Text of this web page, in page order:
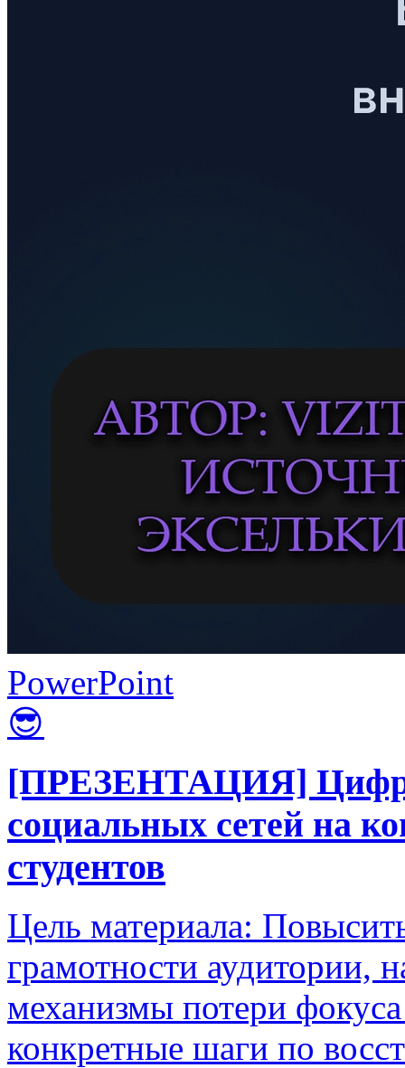
PowerPoint
😎
[ПРЕЗЕНТАЦИЯ]
социальных сетей на
студентов
Цель материала:
грамотности аудитории,
механизмы потери
конкретные шаги по